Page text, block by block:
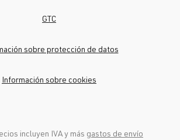
incluyen IVA y más gastos de envío
GTC
sobre protección de datos
Información sobre cookies